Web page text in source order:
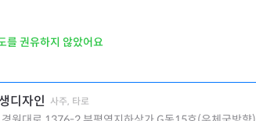
를 권유하지 않았어요
디자인 사주, 타로